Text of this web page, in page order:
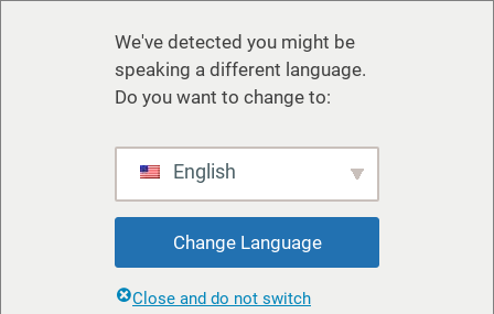
We've detected you might be
speaking a different language.
Do you want to change to:
English
Change Language
Close and do not switch